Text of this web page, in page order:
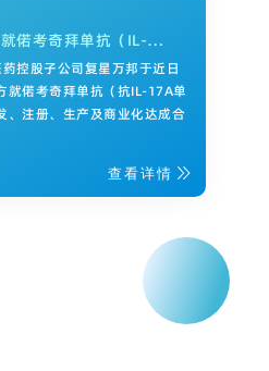
偌考奇拜单抗（IL-
化合作
控股子公司复星万邦于近日
就偌考奇拜单抗（抗IL-17A单
、注册、生产及商业化达成合
查看详情